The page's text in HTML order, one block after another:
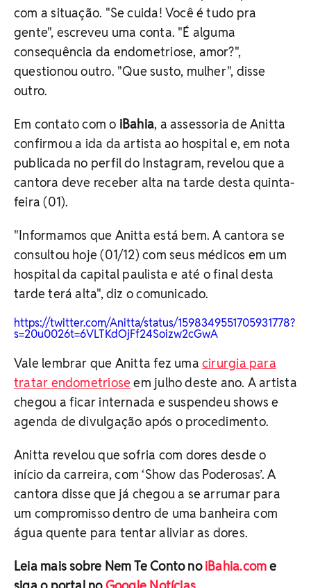
com a situação. "Se cuida! Você é tudo pra
gente", escreveu uma conta. "É alguma
consequência da endometriose, amor?",
questionou outro. "Que susto, mulher", disse
outro.
Em contato com o iBahia, a assessoria de Anitta
confirmou a ida da artista ao hospital e, em nota
publicada no perfil do Instagram, revelou que a
cantora deve receber alta na tarde desta quinta-
feira (01).
"Informamos que Anitta está bem. A cantora se
consultou hoje (01/12) com seus médicos em um
hospital da capital paulista e até o final desta
tarde terá alta", diz o comunicado.
https://twitter.com/Anitta/status/1598349551705931778?
s=20u0026t=6VLTKdOjFf24Soizw2cGwA
Vale lembrar que Anitta fez umacirurgia para
tratar endometriose em julho deste ano. A artista
chegou a ficar internada e suspendeu shows e
agenda de divulgação após o procedimento.
Anitta revelou que sofria com dores desde o
início da carreira, com ‘Show das Poderosas’. A
cantora disse que já chegou a se arrumar para
um compromisso dentro de uma banheira com
água quente para tentar aliviar as dores.
Leia mais sobre Nem Te Conto noiBahia.come